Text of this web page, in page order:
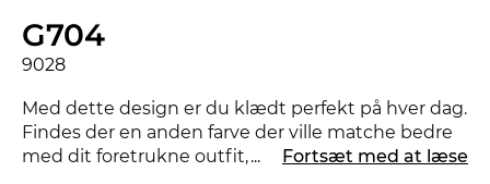
G704
9028
Med dette design er du klædt perfekt på hver dag.
Findes der en anden farve der ville matche bedre
med dit foretrukne outfit, så tjek også de andre
... Fortsæt med at læse